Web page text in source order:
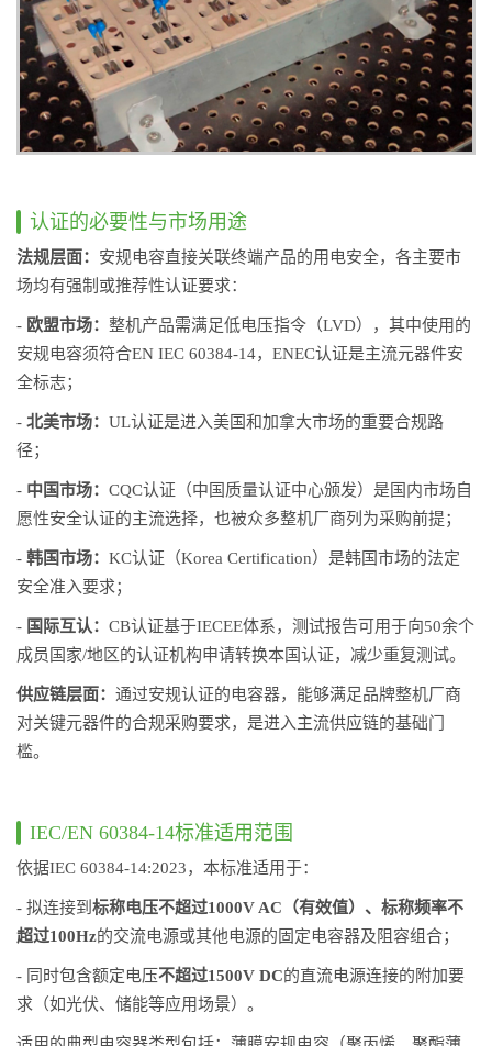
认证的必要性与市场用途
法规层面： 安规电容直接关联终端产品的用电安全，各主要市
场均有强制或推荐性认证要求：
- 欧盟市场： 整机产品需满足低电压指令（LVD），其中使用的
安规电容须符合EN IEC 60384-14，ENEC认证是主流元器件安
全标志；
- 北美市场： UL认证是进入美国和加拿大市场的重要合规路
径；
- 中国市场： CQC认证（中国质量认证中心颁发）是国内市场自
愿性安全认证的主流选择，也被众多整机厂商列为采购前提；
- 韩国市场： KC认证（Korea Certification）是韩国市场的法定
安全准入要求；
- 国际互认： CB认证基于IECEE体系，测试报告可用于向50余个
成员国家/地区的认证机构申请转换本国认证，减少重复测试。
供应链层面： 通过安规认证的电容器，能够满足品牌整机厂商
对关键元器件的合规采购要求，是进入主流供应链的基础门
槛。
IEC/EN 60384-14标准适用范围
依据IEC 60384-14:2023，本标准适用于：
- 拟连接到 标称电压不超过1000V AC（有效值）、标称频率不
超过100Hz的交流电源或其他电源的固定电容器及阻容组合；
- 同时包含额定电压不超过1500V DC的直流电源连接的附加要
求（如光伏、储能等应用场景）。